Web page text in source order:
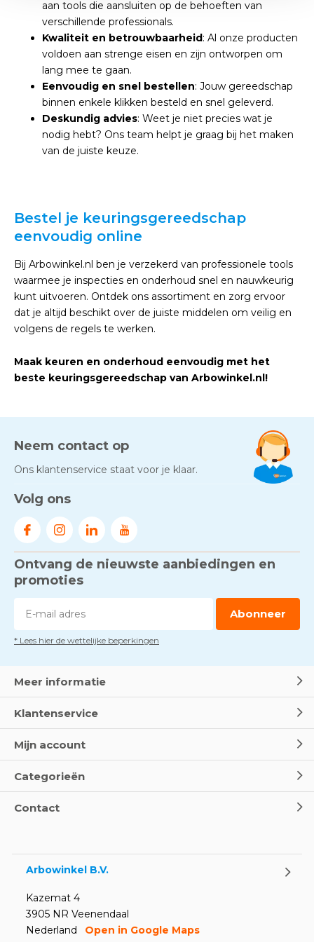
aan tools die aansluiten op de behoeften van
verschillende professionals.
Kwaliteit en betrouwbaarheid: Al onze producten
voldoen aan strenge eisen en zijn ontworpen om
lang mee te gaan.
Eenvoudig en snel bestellen: Jouw gereedschap
binnen enkele klikken besteld en snel geleverd.
Deskundig advies: Weet je niet precies wat je
nodig hebt? Ons team helpt je graag bij het maken
van de juiste keuze.
Bestel je keuringsgereedschap
eenvoudig online
Bij Arbowinkel.nl ben je verzekerd van professionele tools
waarmee je inspecties en onderhoud snel en nauwkeurig
kunt uitvoeren. Ontdek ons assortiment en zorg ervoor
dat je altijd beschikt over de juiste middelen om veilig en
volgens de regels te werken.
Maak keuren en onderhoud eenvoudig met het
beste keuringsgereedschap van Arbowinkel.nl!
Neem contact op
Ons klantenservice staat voor je klaar.
Volg ons
Ontvang de nieuwste aanbiedingen en
promoties
Abonneer
* Lees hier de wettelijke beperkingen
Meer informatie
Klantenservice
Mijn account
Categorieën
Contact
Arbowinkel B.V.
Kazemat 4
3905 NR Veenendaal
Nederland
Open in Google Maps